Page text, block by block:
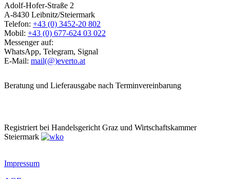
Adolf-Hofer-Straße 2
A-8430 Leibnitz/Steiermark
Telefon: +43 (0) 3452-20 802
Mobil: +43 (0) 677-624 03 022
Messenger auf:
WhatsApp, Telegram, Signal
E-Mail: mail(@)everto.at
Beratung und Lieferausgabe nach Terminvereinbarung
Registriert bei Handelsgericht Graz und Wirtschaftskammer
Steiermark
Impressum